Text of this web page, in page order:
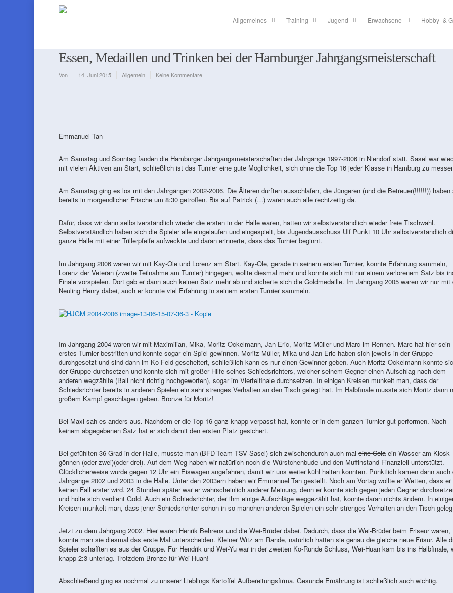
Allgemeines Training Jugend Erwachsene Hobby- &
Essen, Medaillen und Trinken bei der Hamburger Jahrgangsmeisterschaft
Von 14. Juni 2015 Allgemein Keine Kommentare
Emmanuel Tan
Am Samstag und Sonntag fanden die Hamburger Jahrgangsmeisterschaften der Jahrgänge 1997-2006 in Niendorf statt. Sasel war
mit vielen Aktiven am Start, schließlich ist das Turnier eine gute Möglichkeit, sich ohne die Top 16 jeder Klasse in Hamburg zu
Am Samstag ging es los mit den Jahrgängen 2002-2006. Die Älteren durften ausschlafen, die Jüngeren (und die Betreuer(!!!!!!)) haben
bereits in morgendlicher Frische um 8:30 getroffen. Bis auf Patrick (…) waren auch alle rechtzeitig da.
Dafür, dass wir dann selbstverständlich wieder die ersten in der Halle waren, hatten wir selbstverständlich wieder freie Tischwahl.
Selbstverständlich haben sich die Spieler alle eingelaufen und eingespielt, bis Jugendausschuss Ulf Punkt 10 Uhr selbstverständlich
ganze Halle mit einer Trillerpfeife aufweckte und daran erinnerte, dass das Turnier beginnt.
Im Jahrgang 2006 waren wir mit Kay-Ole und Lorenz am Start. Kay-Ole, gerade in seinem ersten Turnier, konnte Erfahrung sammeln,
Lorenz der Veteran (zweite Teilnahme am Turnier) hingegen, wollte diesmal mehr und konnte sich mit nur einem verlorenem Satz bis
Finale vorspielen. Dort gab er dann auch keinen Satz mehr ab und sicherte sich die Goldmedaille. Im Jahrgang 2005 waren wir nur mit
Neuling Henry dabei, auch er konnte viel Erfahrung in seinem ersten Turnier sammeln.
Im Jahrgang 2004 waren wir mit Maximilian, Mika, Moritz Ockelmann, Jan-Eric, Moritz Müller und Marc im Rennen. Marc hat hier sein
erstes Turnier bestritten und konnte sogar ein Spiel gewinnen. Moritz Müller, Mika und Jan-Eric haben sich jeweils in der Gruppe
durchgesetzt und sind dann im Ko-Feld gescheitert, schließlich kann es nur einen Gewinner geben. Auch Moritz Ockelmann konnte
der Gruppe durchsetzen und konnte sich mit großer Hilfe seines Schiedsrichters, welcher seinem Gegner einen Aufschlag nach dem
anderen wegzählte (Ball nicht richtig hochgeworfen), sogar im Viertelfinale durchsetzen. In einigen Kreisen munkelt man, dass der
Schiedsrichter bereits in anderen Spielen ein sehr strenges Verhalten an den Tisch gelegt hat. Im Halbfinale musste sich Moritz dann
großem Kampf geschlagen geben. Bronze für Moritz!
Bei Maxi sah es anders aus. Nachdem er die Top 16 ganz knapp verpasst hat, konnte er in dem ganzen Turnier gut performen. Nach
keinem abgegebenen Satz hat er sich damit den ersten Platz gesichert.
Bei gefühlten 36 Grad in der Halle, musste man (BFD-Team TSV Sasel) sich zwischendurch auch maleine Colaein Wasser am Kiosk
gönnen (oder zwei)(oder drei). Auf dem Weg haben wir natürlich noch die Würstchenbude und den Muffinstand Finanziell unterstützt.
Glücklicherweise wurde gegen 12 Uhr ein Eiswagen angefahren, damit wir uns weiter kühl halten konnten. Pünktlich kamen dann auch
Jahrgänge 2002 und 2003 in die Halle. Unter den 2003ern haben wir Emmanuel Tan gestellt. Noch am Vortag wollte er Wetten, dass er
keinen Fall erster wird. 24 Stunden später war er wahrscheinlich anderer Meinung, denn er konnte sich gegen jeden Gegner
und holte sich verdient Gold. Auch ein Schiedsrichter, der ihm einige Aufschläge weggezählt hat, konnte daran nichts ändern. In
Kreisen munkelt man, dass jener Schiedsrichter schon in so manchen anderen Spielen ein sehr strenges Verhalten an den Tisch
Jetzt zu dem Jahrgang 2002. Hier waren Henrik Behrens und die Wei-Brüder dabei. Dadurch, dass die Wei-Brüder beim Friseur waren,
konnte man sie diesmal das erste Mal unterscheiden. Kleiner Witz am Rande, natürlich hatten sie genau die gleiche neue Frisur. Alle
Spieler schafften es aus der Gruppe. Für Hendrik und Wei-Yu war in der zweiten Ko-Runde Schluss, Wei-Huan kam bis ins Halbfinale,
knapp 2:3 unterlag. Trotzdem Bronze für Wei-Huan!
Abschließend ging es nochmal zu unserer Lieblings Kartoffel Aufbereitungsfirma. Gesunde Ernährung ist schließlich auch wichtig.